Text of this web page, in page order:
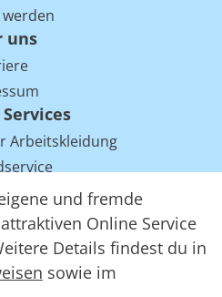
und fremde
Online Service
Details findest du in
sowie im
uns
Arbeitskleidung
bei Arbeitskleidung
mit RFID
2016 – 2026